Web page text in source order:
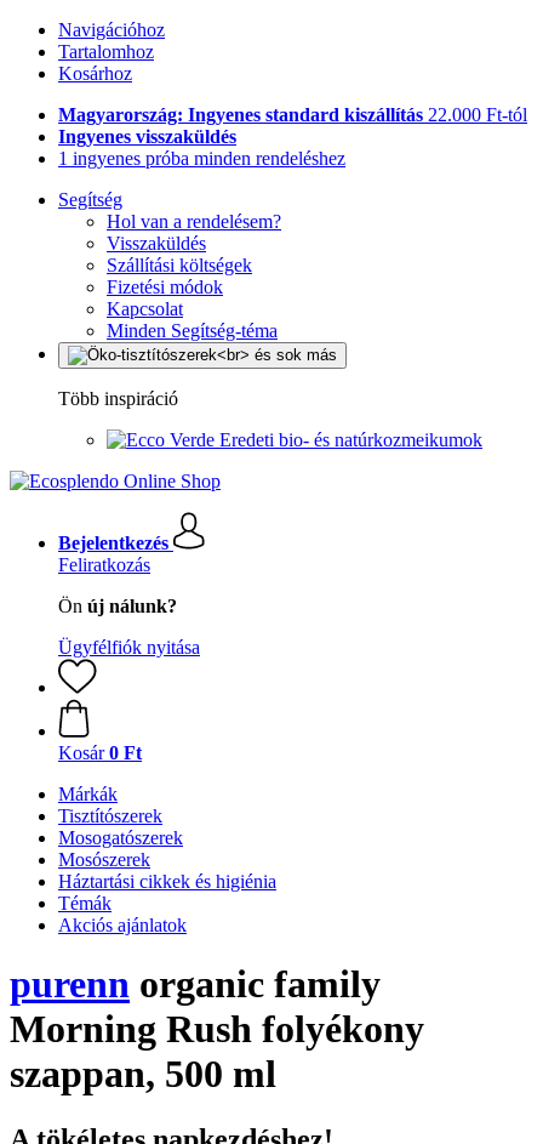
Navigációhoz
Tartalomhoz
Kosárhoz
Magyarország: Ingyenes standard kiszállítás 22.000 Ft-tól
Ingyenes visszaküldés
1 ingyenes próba minden rendeléshez
Segítség
Hol van a rendelésem?
Visszaküldés
Szállítási költségek
Fizetési módok
Kapcsolat
Minden Segítség-téma
Több inspiráció
Eredeti bio- és natúrkozmeikumok
Bejelentkezés
Feliratkozás
Ön új nálunk?
Ügyfélfiók nyitása
Kosár 0 Ft
Márkák
Tisztítószerek
Mosogatószerek
Mosószerek
Háztartási cikkek és higiénia
Témák
Akciós ajánlatok
purenn organic family
Morning Rush folyékony
szappan, 500 ml